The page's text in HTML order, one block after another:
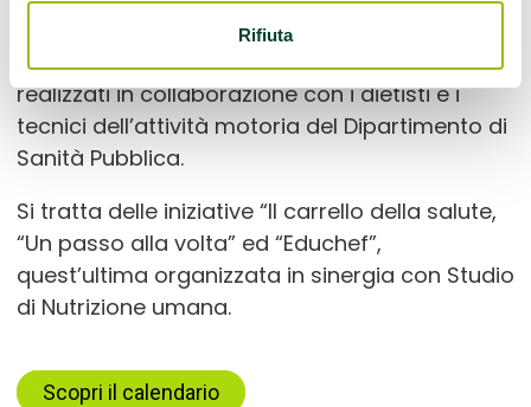
Rifiuta
appuntamenti all’insegna della promozione
della salute nei vari territori dell’Ausl Romagna,
realizzati in collaborazione con i dietisti e i
tecnici dell’attività motoria del Dipartimento di
Sanità Pubblica.
Si tratta delle iniziative “Il carrello della salute,
“Un passo alla volta” ed “Educhef”,
quest’ultima organizzata in sinergia con Studio
di Nutrizione umana.
Scopri il calendario